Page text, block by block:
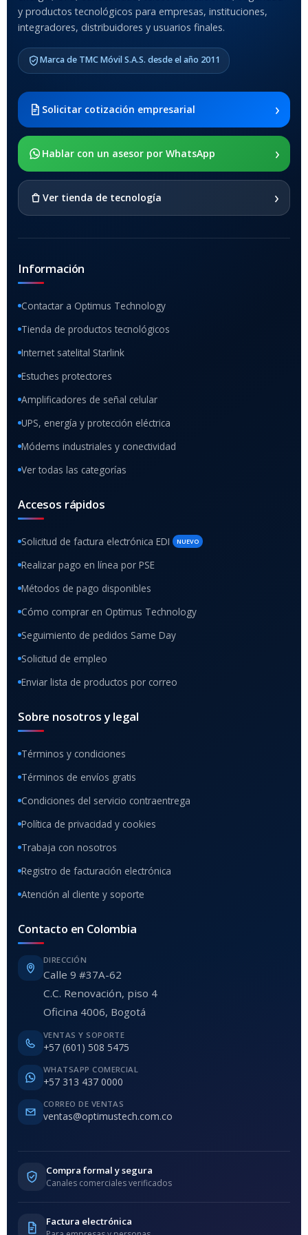
MODELO DE TABLETS
COMPATIBLES
2021 SM-x200 / Samsung
Galaxy Tab A8 10.5 2021 SM-
x205
SOPORTE DE APOYO
y productos tecnológicos para empresas, instituciones,
integradores, distribuidores y usuarios finales.
Marca de TMC Móvil S.A.S. desde el año 2011
Solicitar cotización empresarial ›
Hablar con un asesor por WhatsApp ›
Ver tienda de tecnología ›
Información
Contactar a Optimus Technology
Tienda de productos tecnológicos
Internet satelital Starlink
Estuches protectores
Amplificadores de señal celular
UPS, energía y protección eléctrica
Módems industriales y conectividad
Ver todas las categorías
Accesos rápidos
Solicitud de factura electrónica EDI NUEVO
Realizar pago en línea por PSE
Métodos de pago disponibles
Cómo comprar en Optimus Technology
Seguimiento de pedidos Same Day
Solicitud de empleo
Enviar lista de productos por correo
Sobre nosotros y legal
Términos y condiciones
Términos de envíos gratis
Condiciones del servicio contraentrega
Política de privacidad y cookies
Trabaja con nosotros
Registro de facturación electrónica
Atención al cliente y soporte
Contacto en Colombia
DIRECCIÓN
Calle 9 #37A-62
C.C. Renovación, piso 4
Oficina 4006, Bogotá
VENTAS Y SOPORTE
+57 (601) 508 5475
WHATSAPP COMERCIAL
+57 313 437 0000
CORREO DE VENTAS
ventas@optimustech.com.co
Compra formal y segura
Canales comerciales verificados
Factura electrónica